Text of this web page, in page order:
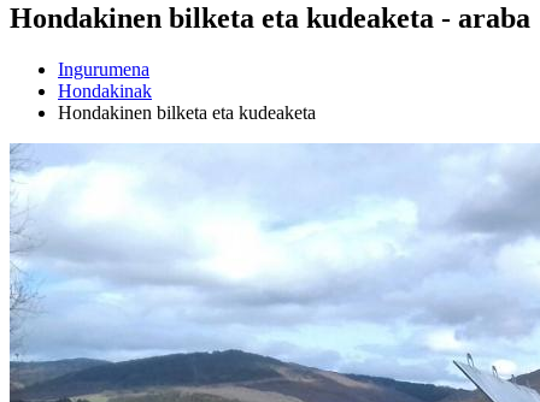
Hondakinen bilketa eta kudeaketa - araba
Ingurumena
Hondakinak
Hondakinen bilketa eta kudeaketa